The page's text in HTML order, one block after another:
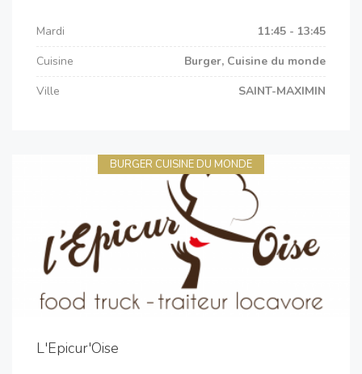
Mardi
11:45 - 13:45
Cuisine
Burger, Cuisine du monde
Ville
SAINT-MAXIMIN
BURGER CUISINE DU MONDE
L'Epicur'Oise